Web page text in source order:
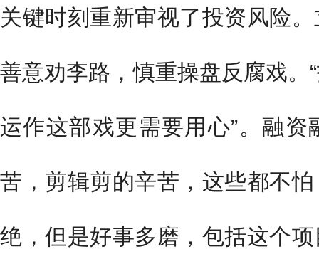
关键时刻重新审视了投资风险
善意劝李路，慎重操盘反腐戏。
运作这部戏更需要用心”。融
苦，剪辑剪的辛苦，这些都不
绝，但是好事多磨，包括这个